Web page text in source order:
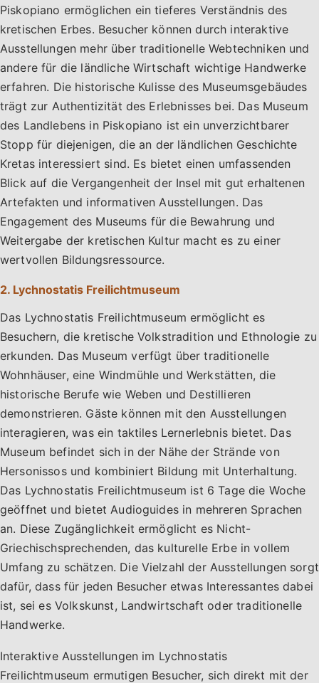
Piskopiano ermöglichen ein tieferes Verständnis des
kretischen Erbes. Besucher können durch interaktive
Ausstellungen mehr über traditionelle Webtechniken und
andere für die ländliche Wirtschaft wichtige Handwerke
erfahren. Die historische Kulisse des Museumsgebäudes
trägt zur Authentizität des Erlebnisses bei. Das Museum
des Landlebens in Piskopiano ist ein unverzichtbarer
Stopp für diejenigen, die an der ländlichen Geschichte
Kretas interessiert sind. Es bietet einen umfassenden
Blick auf die Vergangenheit der Insel mit gut erhaltenen
Artefakten und informativen Ausstellungen. Das
Engagement des Museums für die Bewahrung und
Weitergabe der kretischen Kultur macht es zu einer
wertvollen Bildungsressource.
2. Lychnostatis Freilichtmuseum
Das Lychnostatis Freilichtmuseum ermöglicht es
Besuchern, die kretische Volkstradition und Ethnologie zu
erkunden. Das Museum verfügt über traditionelle
Wohnhäuser, eine Windmühle und Werkstätten, die
historische Berufe wie Weben und Destillieren
demonstrieren. Gäste können mit den Ausstellungen
interagieren, was ein taktiles Lernerlebnis bietet. Das
Museum befindet sich in der Nähe der Strände von
Hersonissos und kombiniert Bildung mit Unterhaltung.
Das Lychnostatis Freilichtmuseum ist 6 Tage die Woche
geöffnet und bietet Audioguides in mehreren Sprachen
an. Diese Zugänglichkeit ermöglicht es Nicht-
Griechischsprechenden, das kulturelle Erbe in vollem
Umfang zu schätzen. Die Vielzahl der Ausstellungen sorgt
dafür, dass für jeden Besucher etwas Interessantes dabei
ist, sei es Volkskunst, Landwirtschaft oder traditionelle
Handwerke.
Interaktive Ausstellungen im Lychnostatis
Freilichtmuseum ermutigen Besucher, sich direkt mit der